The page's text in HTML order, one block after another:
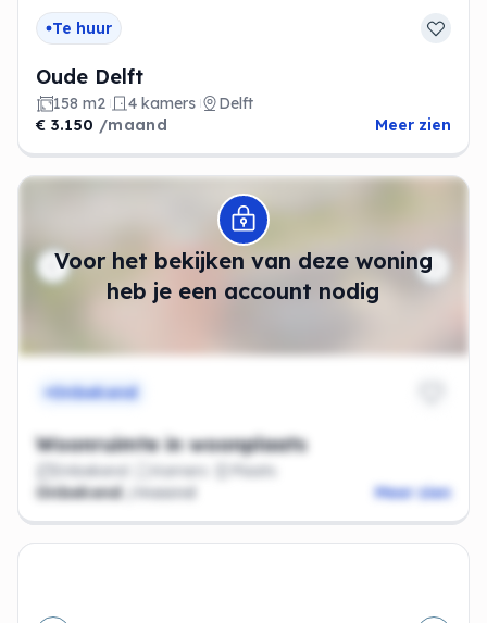
Te huur
Oude Delft
158 m2 4 kamers
Delft
€ 3.150 /maand Meer zien
Voor het bekijken van deze woning
heb je een account nodig
Modal openen
Onbekend
Woonruimte in woonplaats
Onbekend Kamers
Plaats
Onbekend
/maand Meer zien